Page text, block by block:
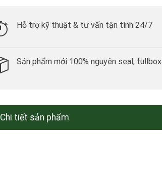
Hỗ trợ kỹ thuật & tư vấn tận tình 24/7
Sản phẩm mới 100% nguyên seal, fullbox
Chi tiết sản phẩm